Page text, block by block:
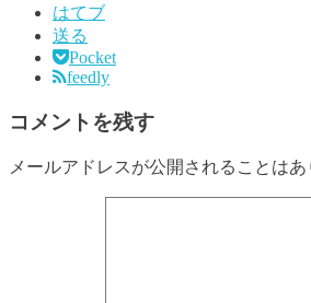
はてブ
送る
Pocket
feedly
コメントを残す
メールアドレスが公開されることはあ